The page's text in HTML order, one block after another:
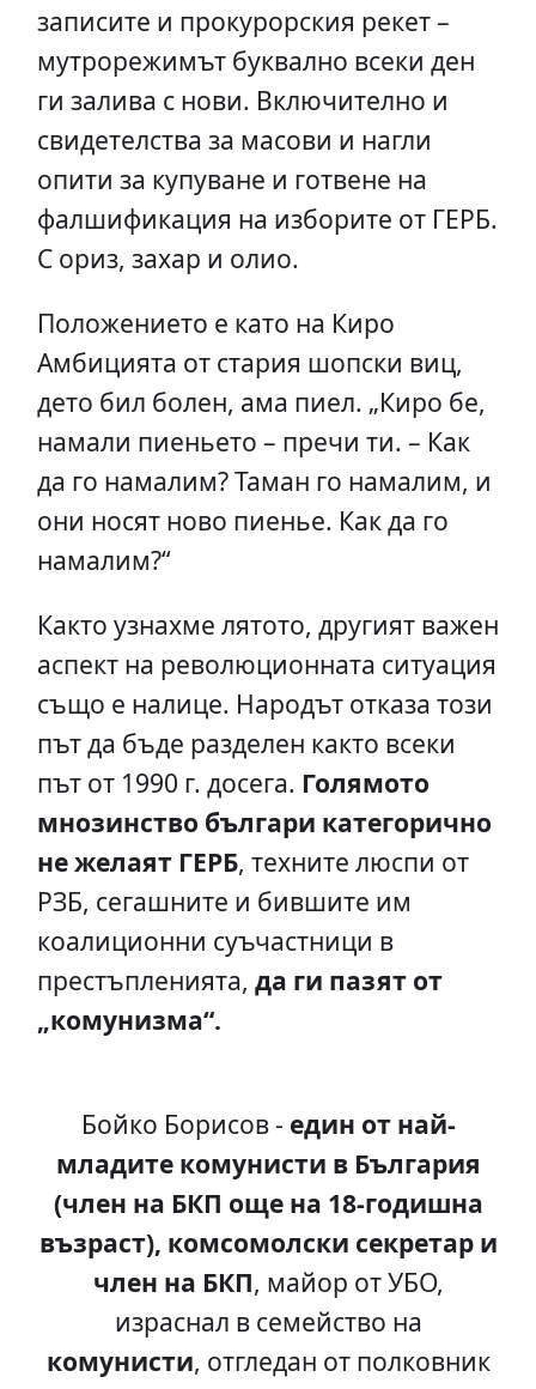
записите и прокурорския рекет –
мутрорежимът буквално всеки ден
ги залива с нови. Включително и
свидетелства за масови и нагли
опити за купуване и готвене на
фалшификация на изборите от ГЕРБ.
С ориз, захар и олио.
Положението е като на Киро
Амбицията от стария шопски виц,
дето бил болен, ама пиел. „Киро бе,
намали пиеньето – пречи ти. – Как
да го намалим? Таман го намалим, и
они носят ново пиенье. Как да го
намалим?“
Както узнахме лятото, другият важен
аспект на революционната ситуация
също е налице. Народът отказа този
път да бъде разделен както всеки
път от 1990 г. досега. Голямото
мнозинство българи категорично
не желаят ГЕРБ, техните люспи от
РЗБ, сегашните и бившите им
коалиционни суъчастници в
престъпленията, да ги пазят от
„комунизма“.
Бойко Борисов - един от най-
младите комунисти в България
(член на БКП още на 18-годишна
възраст), комсомолски секретар и
член на БКП, майор от УБО,
израснал в семейство на
комунисти, отгледан от полковник